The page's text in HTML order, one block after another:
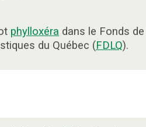
phylloxéra dans le Fonds de
du Québec (FDLQ).